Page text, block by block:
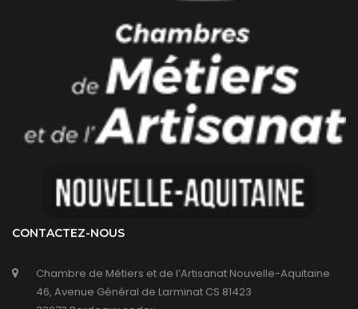
CONTACTEZ-NOUS
Chambre de Métiers et de l’Artisanat Nouvelle-Aquitaine
46, Avenue Général de Larminat CS 81423